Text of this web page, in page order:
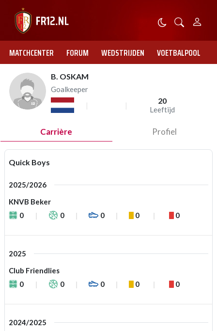
MATCHCENTER FORUM WEDSTRIJDEN VOETBALPOOL
B. OSKAM
Goalkeeper
20
Leeftijd
Carrière Profiel
Quick Boys
2025/2026
KNVB Beker
0
0 0 0 0
2025
Club Friendlies
0
0 0 0 0
2024/2025